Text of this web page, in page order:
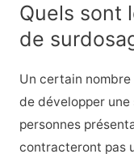
Quels sont
de
Un certain
de développer une
personnes
contracteront pas